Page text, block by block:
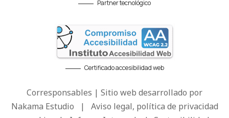
Partner tecnológico
Certificado accesibilidad web
Corresponsables | Sitio web desarrollado por
Nakama Estudio | Aviso legal, política de privacidad